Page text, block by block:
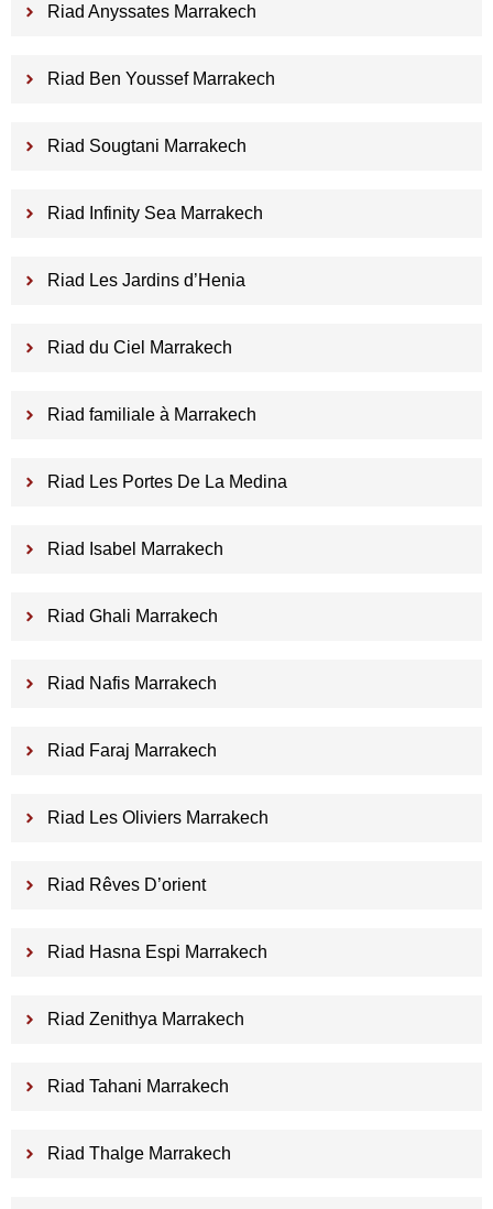
Riad Anyssates Marrakech
Riad Ben Youssef Marrakech
Riad Sougtani Marrakech
Riad Infinity Sea Marrakech
Riad Les Jardins d’Henia
Riad du Ciel Marrakech
Riad familiale à Marrakech
Riad Les Portes De La Medina
Riad Isabel Marrakech
Riad Ghali Marrakech
Riad Nafis Marrakech
Riad Faraj Marrakech
Riad Les Oliviers Marrakech
Riad Rêves D’orient
Riad Hasna Espi Marrakech
Riad Zenithya Marrakech
Riad Tahani Marrakech
Riad Thalge Marrakech